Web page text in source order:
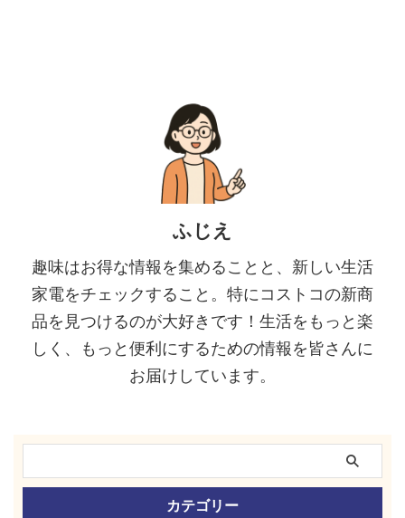
ふじえ
趣味はお得な情報を集めることと、新しい生活
家電をチェックすること。特にコストコの新商
品を見つけるのが大好きです！生活をもっと楽
しく、もっと便利にするための情報を皆さんに
お届けしています。
カテゴリー